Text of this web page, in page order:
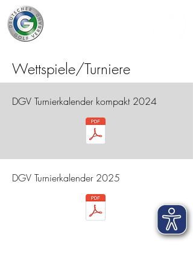
Wettspiele/Turniere
DGV Turnierkalender kompakt 2024
DGV Turnierkalender 2025